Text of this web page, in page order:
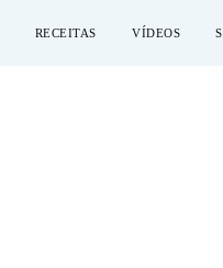
RECEITAS VÍDEOS